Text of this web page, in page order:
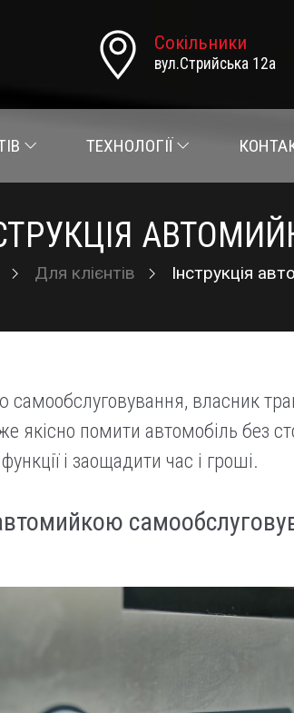
Сокільники
вул.Стрийська 12а
ТЕХНОЛОГІЇ
Для клієнтів Інструкція
власник
якісно помити автомобіль без
і заощадити час і гроші.